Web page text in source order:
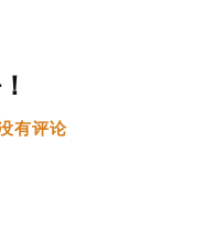
有评论